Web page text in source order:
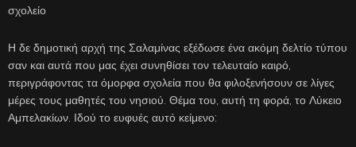
σχολείο
Η δε δημοτική αρχή της Σαλαμίνας εξέδωσε ένα ακόμη δελτίο τύπου
σαν και αυτά που μας έχει συνηθίσει τον τελευταίο καιρό,
περιγράφοντας τα όμορφα σχολεία που θα φιλοξενήσουν σε λίγες
μέρες τους μαθητές του νησιού. Θέμα του, αυτή τη φορά, το Λύκειο
Αμπελακίων. Ιδού το ευφυές αυτό κείμενο: